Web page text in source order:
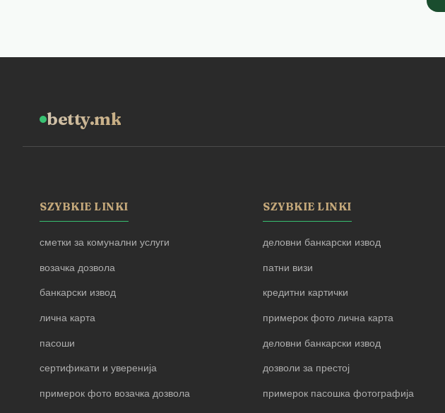
betty.mk
SZYBKIE LINKI
сметки за комунални услуги
возачка дозвола
банкарски извод
лична карта
пасоши
сертификати и уверенија
примерок фото возачка дозвола
SZYBKIE LINKI
деловни банкарски извод
патни визи
кредитни картички
примерок фото лична карта
деловни банкарски извод
дозволи за престој
примерок пасошка фотографија